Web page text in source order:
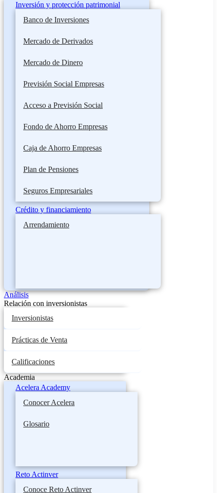
Inversión y protección patrimonial
Banco de Inversiones
Mercado de Derivados
Mercado de Dinero
Previsión Social Empresas
Acceso a Previsión Social
Fondo de Ahorro Empresas
Caja de Ahorro Empresas
Plan de Pensiones
Seguros Empresariales
Crédito y financiamiento
Arrendamiento
Análisis
Relación con inversionistas
Inversionistas
Prácticas de Venta
Calificaciones
Academia
Acelera Academy
Conocer Acelera
Glosario
Reto Actinver
Conoce Reto Actinver